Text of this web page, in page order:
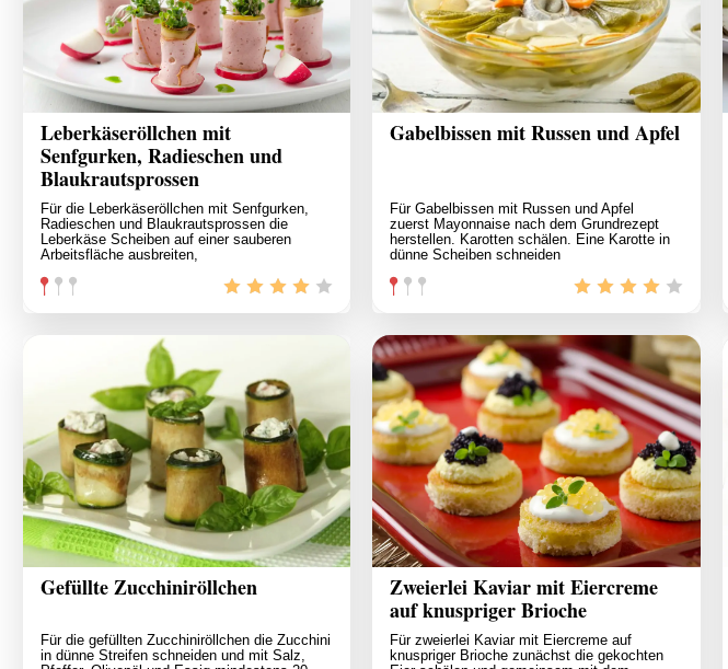
Leberkäseröllchen mit
Senfgurken, Radieschen und
Blaukrautsprossen
Für die Leberkäseröllchen mit Senfgurken,
Radieschen und Blaukrautsprossen die
Leberkäse Scheiben auf einer sauberen
Arbeitsfläche ausbreiten,
Gabelbissen mit Russen und Apfel
Für Gabelbissen mit Russen und Apfel
zuerst Mayonnaise nach dem Grundrezept
herstellen. Karotten schälen. Eine Karotte in
dünne Scheiben schneiden
Gefüllte Zucchiniröllchen
Für die gefüllten Zucchiniröllchen die Zucchini
in dünne Streifen schneiden und mit Salz,
Zweierlei Kaviar mit Eiercreme
auf knuspriger Brioche
Für zweierlei Kaviar mit Eiercreme auf
knuspriger Brioche zunächst die gekochten